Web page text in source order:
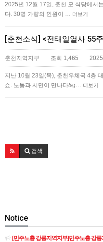
2025년 12월 17일, 춘천 모 식당에서
다. 30명 가량의 인원이 … 더보기
[춘천소식] <전태일열사 55
춘천지역지부 | 조회 1,465 |
지난 10월 23일(목), 춘천우체국 4층
쇼: 노동과 시민이 만나다&g… 더보기
검색
Notice
[민주노총 강릉지역지부]민주노총 강